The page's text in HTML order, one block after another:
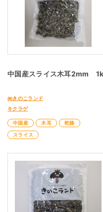
中国産スライス木耳2mm
㈱きのこランド
キクラゲ
中国産 木耳
乾燥
スライス